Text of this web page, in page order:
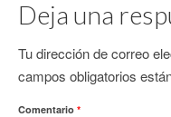
Deja una
Tu dirección de correo
campos obligatorios
Comentario *